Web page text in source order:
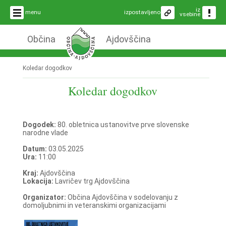
menu iz
vsebine
izpostavljeno
Občina Ajdovščina
Koledar dogodkov
Koledar dogodkov
Dogodek: 80. obletnica ustanovitve prve slovenske
narodne vlade
Datum: 03.05.2025
Ura: 11:00
Kraj: Ajdovščina
Lokacija: Lavričev trg Ajdovščina
Organizator: Občina Ajdovščina v sodelovanju z
domoljubnimi in veteranskimi organizacijami